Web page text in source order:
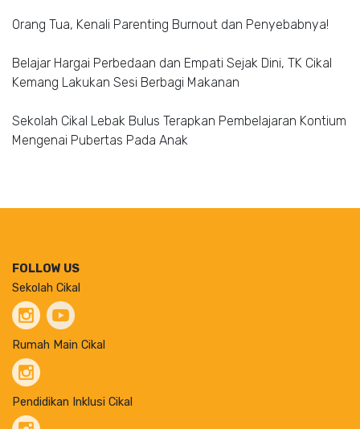
Orang Tua, Kenali Parenting Burnout dan Penyebabnya!
Belajar Hargai Perbedaan dan Empati Sejak Dini, TK Cikal
Kemang Lakukan Sesi Berbagi Makanan
Sekolah Cikal Lebak Bulus Terapkan Pembelajaran Kontium
Mengenai Pubertas Pada Anak
FOLLOW US
Sekolah Cikal
Rumah Main Cikal
Pendidikan Inklusi Cikal